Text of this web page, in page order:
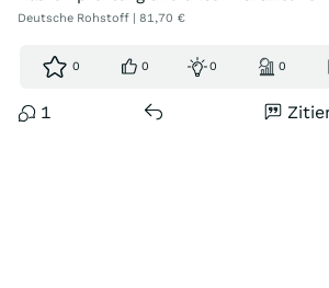
Deutsche Rohstoff | 81,70 €
0 0 0 0
1